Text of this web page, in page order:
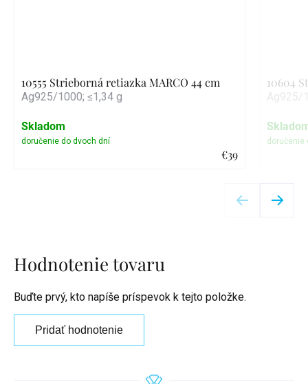
10555 Strieborná retiazka MARCO 44 cm
Ag925/1000; ≤1,34 g
€39
Skladom
10604
Hodnotenie tovaru
Buďte prvý, kto napíše príspevok k tejto položke.
Pridať hodnotenie